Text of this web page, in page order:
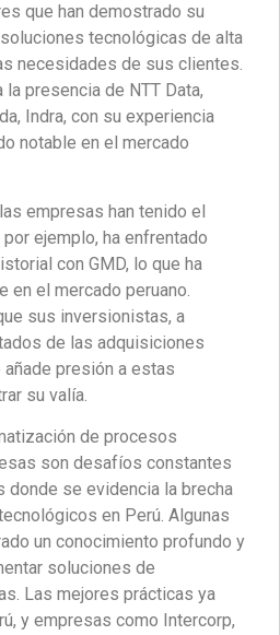
que han demostrado su
tecnológicas de alta
necesidades de sus clientes.
la presencia de NTT Data,
Indra, con su experiencia
notable en el mercado
empresas han tenido el
ejemplo, ha enfrentado
con GMD, lo que ha
el mercado peruano.
sus inversionistas, a
de las adquisiciones
presión a estas
su valía.
de procesos
son desafíos constantes
donde se evidencia la brecha
en Perú. Algunas
un conocimiento profundo y
soluciones de
Las mejores prácticas ya
y empresas como Intercorp,